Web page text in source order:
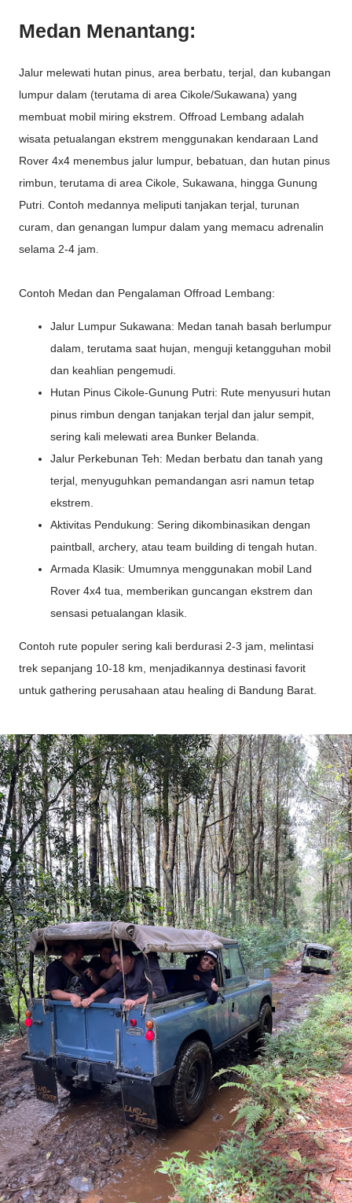
Medan Menantang:
Jalur melewati hutan pinus, area berbatu, terjal, dan kubangan
lumpur dalam (terutama di area Cikole/Sukawana) yang
membuat mobil miring ekstrem. Offroad Lembang adalah
wisata petualangan ekstrem menggunakan kendaraan Land
Rover 4x4 menembus jalur lumpur, bebatuan, dan hutan pinus
rimbun, terutama di area Cikole, Sukawana, hingga Gunung
Putri. Contoh medannya meliputi tanjakan terjal, turunan
curam, dan genangan lumpur dalam yang memacu adrenalin
selama 2-4 jam.
Contoh Medan dan Pengalaman Offroad Lembang:
Jalur Lumpur Sukawana: Medan tanah basah berlumpur
dalam, terutama saat hujan, menguji ketangguhan mobil
dan keahlian pengemudi.
Hutan Pinus Cikole-Gunung Putri: Rute menyusuri hutan
pinus rimbun dengan tanjakan terjal dan jalur sempit,
sering kali melewati area Bunker Belanda.
Jalur Perkebunan Teh: Medan berbatu dan tanah yang
terjal, menyuguhkan pemandangan asri namun tetap
ekstrem.
Aktivitas Pendukung: Sering dikombinasikan dengan
paintball, archery, atau team building di tengah hutan.
Armada Klasik: Umumnya menggunakan mobil Land
Rover 4x4 tua, memberikan guncangan ekstrem dan
sensasi petualangan klasik.
Contoh rute populer sering kali berdurasi 2-3 jam, melintasi
trek sepanjang 10-18 km, menjadikannya destinasi favorit
untuk gathering perusahaan atau healing di Bandung Barat.